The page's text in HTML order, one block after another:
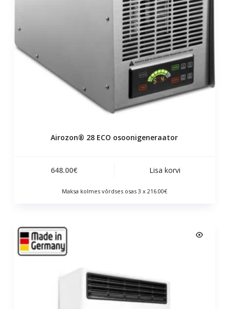
Airozon® 28 ECO osoonigeneraator
648.00€ Lisa korvi
Maksa kolmes võrdses osas 3 x 216.00€